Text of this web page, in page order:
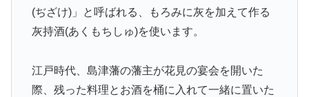
(ぢざけ)」と呼ばれる、もろみに灰を加えて作る
灰持酒(あくもちしゅ)を使います。
江戸時代、島津藩の藩主が花見の宴会を開いた
際、残った料理とお酒を桶に入れて一緒に置いた